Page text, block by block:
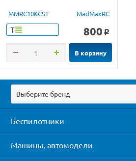
MMRC10KCST MadMaxRC
Т 800 o
В корзину
Выберите бренд
Беспилотники
Машины, автомодели